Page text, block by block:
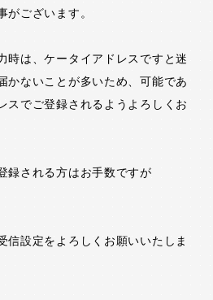
がございます。
時は、ケータイアドレスですと迷
かないことが多いため、可能であ
スでご登録されるようよろしくお
録される方はお手数ですが
信設定をよろしくお願いいたしま